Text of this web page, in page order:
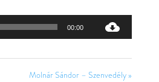
Audió
00:00
Molnár Sándor – Szenvedély »